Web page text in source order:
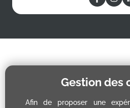
Gestion des
Afin de proposer une